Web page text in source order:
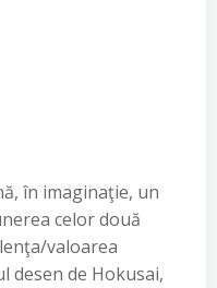
în imaginaţie, un
celor două
valoarea
desen de Hokusai,